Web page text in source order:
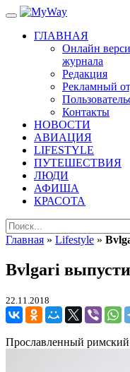
ГЛАВНАЯ
Онлайн
журнала
Редакция
Рекламный
Контакты
НОВОСТИ
АВИАЦИЯ
LIFESTYLE
ПУТЕШЕСТВИЯ
ЛЮДИ
АФИША
КРАСОТА
Главная » Lifestyle »
Bvlgari
22.11.2018
Прославленный